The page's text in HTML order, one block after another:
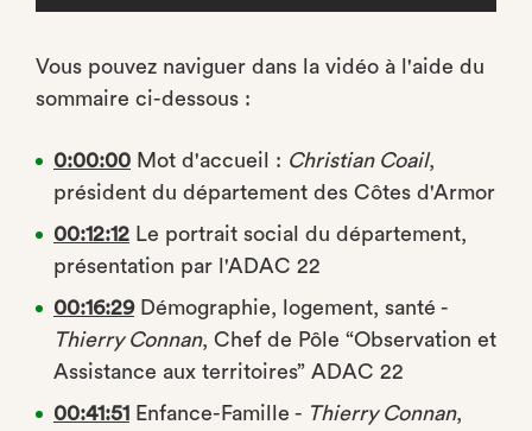
Vous pouvez naviguer dans la vidéo à l'aide du
sommaire ci-dessous :
0:00:00 Mot d'accueil : Christian Coail,
président du département des Côtes d'Armor
00:12:12 Le portrait social du département,
présentation par l'ADAC 22
00:16:29Démographie, logement, santé -
Thierry Connan, Chef de Pôle “Observation et
Assistance aux territoires” ADAC 22
00:41:51 Enfance-Famille - Thierry Connan,